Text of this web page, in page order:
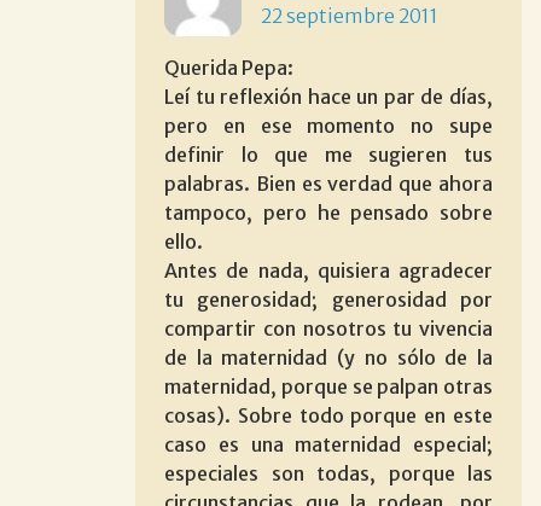
22 septiembre 2011
Querida Pepa:
Leí tu reflexión hace un par de días,
pero en ese momento no supe
definir lo que me sugieren tus
palabras. Bien es verdad que ahora
tampoco, pero he pensado sobre
ello.
Antes de nada, quisiera agradecer
tu generosidad; generosidad por
compartir con nosotros tu vivencia
de la maternidad (y no sólo de la
maternidad, porque se palpan otras
cosas). Sobre todo porque en este
caso es una maternidad especial;
especiales son todas, porque las